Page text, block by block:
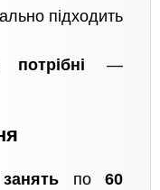
підходить
—
по60